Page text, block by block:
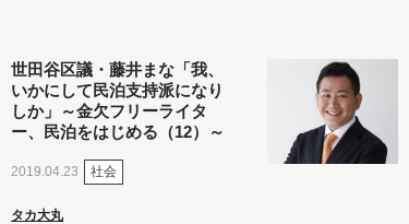
世田谷区議・藤井まな「我、
いかにして民泊支持派になり
しか」～金欠フリーライタ
ー、民泊をはじめる（12）～
2019.04.23 社会
タカ大丸